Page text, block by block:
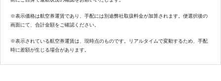
※表示価格は航空券運賃であり、手配には別途弊社取扱料金が加算されます。便選択後の
画面にて、合計金額をご確認ください。
※表示されている航空券運賃は、現時点のものです。リアルタイムで変動するため、手配
時に差額が生じる場合があります。